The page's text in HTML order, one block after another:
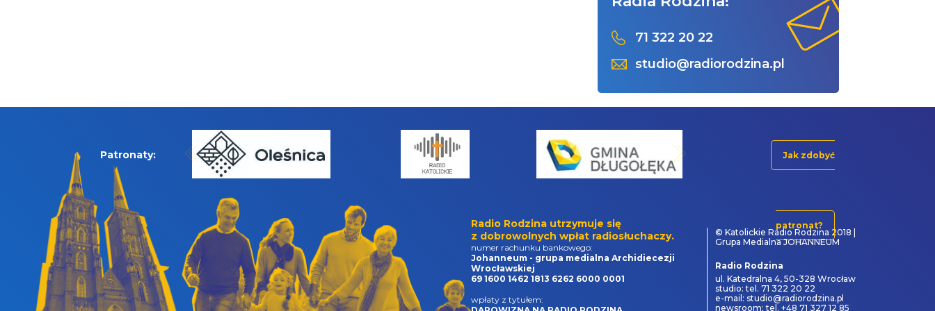
71 322 20 22
studio@radiorodzina.pl
Patronaty: Jak zdobyć
patronat?
Radio Rodzina utrzymuje się
z dobrowolnych wpłat radiosłuchaczy.
numer rachunku bankowego:
Johanneum - grupa medialna Archidiecezji
Wrocławskiej
69 1600 1462 1813 6262 6000 0001
wpłaty z tytułem:
© Katolickie Radio Rodzina 2018 |
Grupa Medialna JOHANNEUM
Radio Rodzina
ul. Katedralna 4, 50-328 Wrocław
studio: tel. 71 322 20 22
e-mail: studio@radiorodzina.pl
newsroom: tel. +48 71 327 12 85